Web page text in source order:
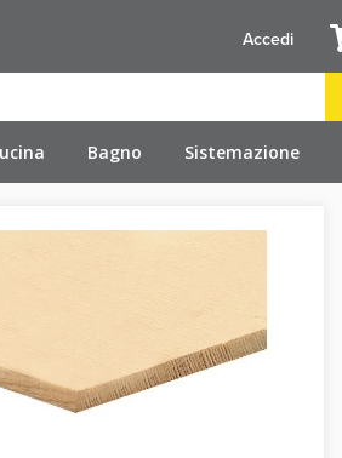
Bagno Sistemazione
Accedi